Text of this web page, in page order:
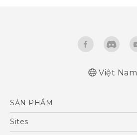
Việt Nam
SẢN PHẨM
5G
Sites